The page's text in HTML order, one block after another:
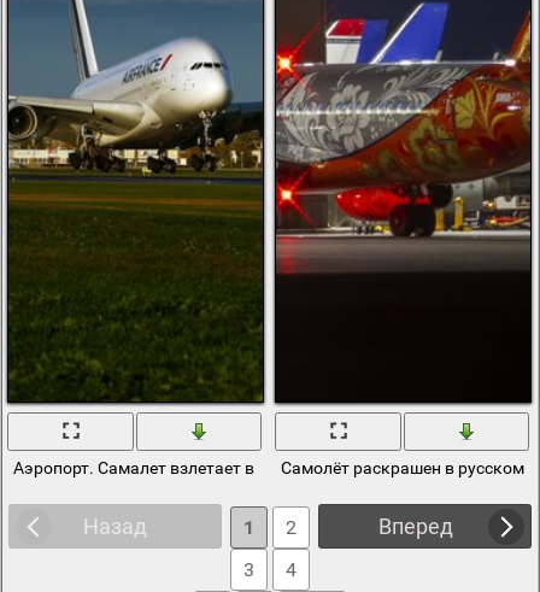
Аэропорт. Самалет взлетает в небоСамолёт раскрашен в русском
Назад Вперед
1
2
3
4